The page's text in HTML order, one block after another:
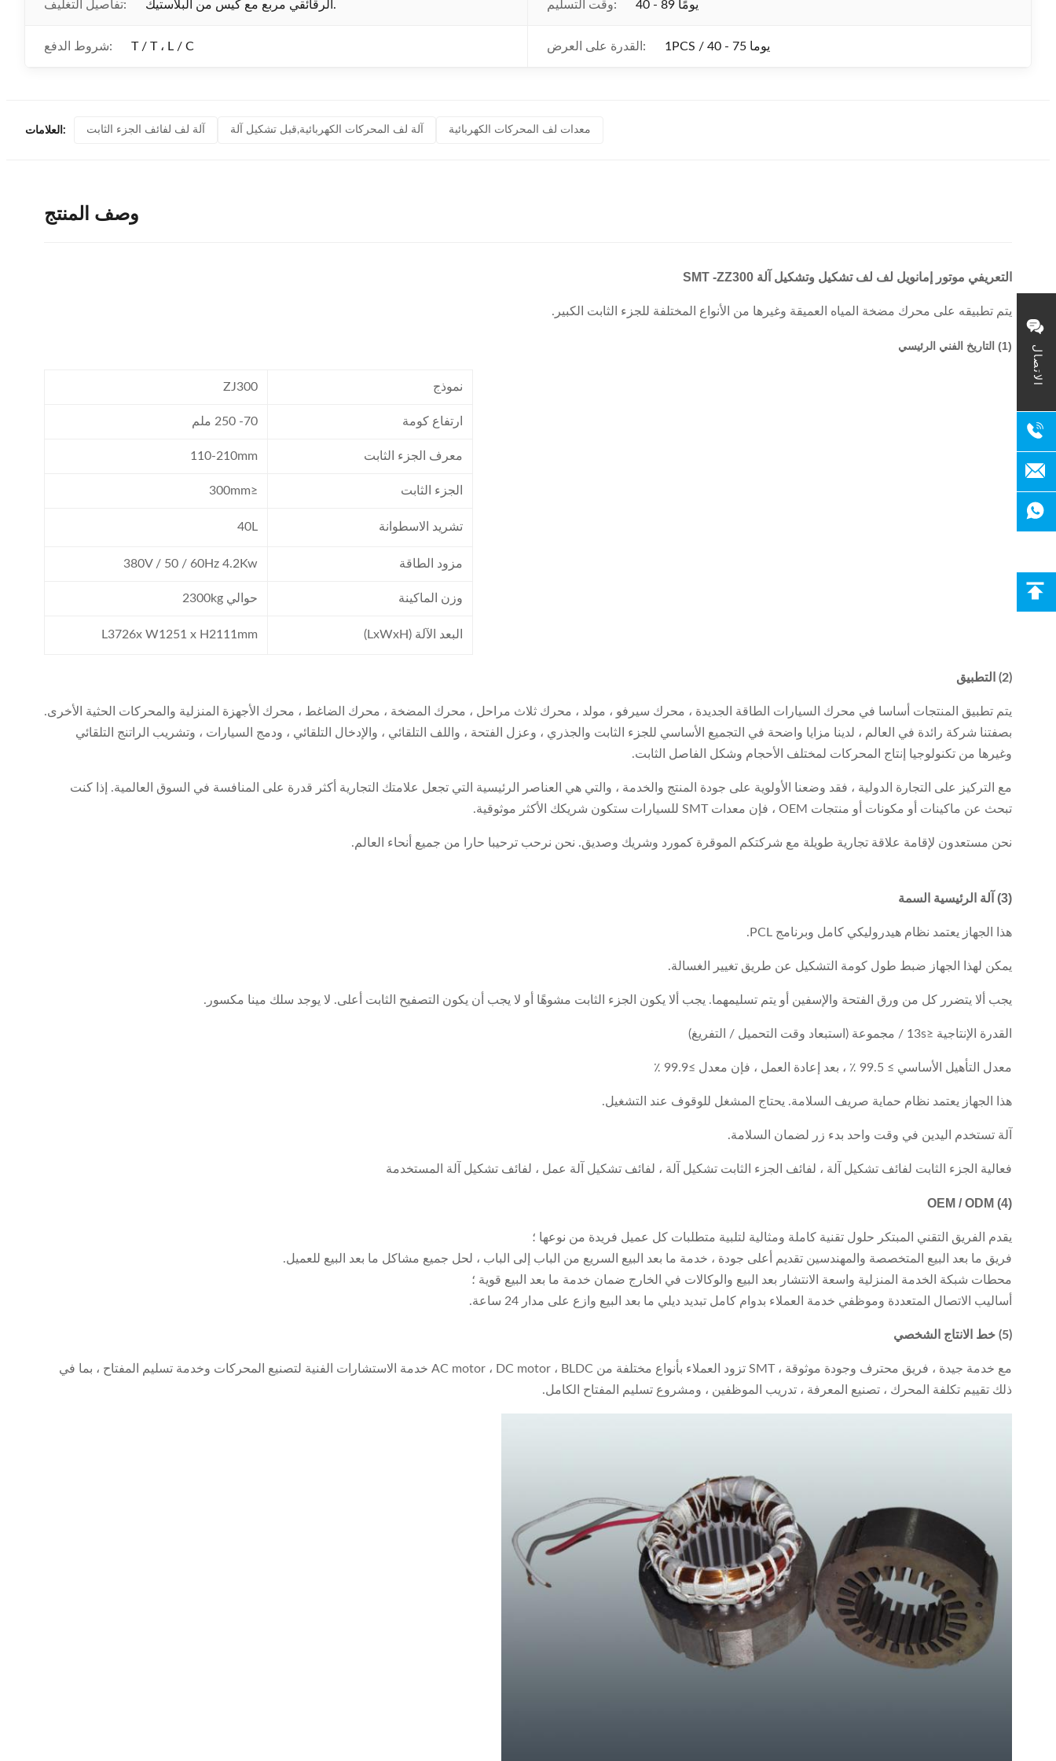
الاتصال
تفاصيل التغليف: الرقائقي مربع مع كيس من البلاستيك. وقت التسليم: 40 - 89 يومًا
شروط الدفع: T / T ، L / C القدرة على العرض: 1PCS / 40 - 75 يوما
العلامات: آلة لف لفائف الجزء الثابت آلة لف المحركات الكهربائية,قبل تشكيل آلة معدات لف المحركات الكهربائية
وصف المنتج
التعريفي موتور إمانويل لف لف تشكيل وتشكيل آلة SMT -ZZ300
يتم تطبيقه على محرك مضخة المياه العميقة وغيرها من الأنواع المختلفة للجزء الثابت الكبير.
(1) التاريخ الفني الرئيسي
نموذج ZJ300
ارتفاع كومة 70- 250 ملم
معرف الجزء الثابت 110-210mm
الجزء الثابت ≤300mm
تشريد الاسطوانة 40L
مزود الطاقة 380V / 50 / 60Hz 4.2Kw
وزن الماكينة حوالي 2300kg
البعد الآلة (LxWxH) L3726x W1251 x H2111mm
(2) التطبيق
يتم تطبيق المنتجات أساسا في محرك السيارات الطاقة الجديدة ، محرك سيرفو ، مولد ، محرك ثلاث مراحل ، محرك المضخة ، محرك الضاغط ، محرك الأجهزة المنزلية والمحركات الحثية الأخرى.
بصفتنا شركة رائدة في العالم ، لدينا مزايا واضحة في التجميع الأساسي للجزء الثابت والجذري ، وعزل الفتحة ، واللف التلقائي ، والإدخال التلقائي ، ودمج السيارات ، وتشريب الراتنج التلقائي
وغيرها من تكنولوجيا إنتاج المحركات لمختلف الأحجام وشكل الفاصل الثابت.
مع التركيز على التجارة الدولية ، فقد وضعنا الأولوية على جودة المنتج والخدمة ، والتي هي العناصر الرئيسية التي تجعل علامتك التجارية أكثر قدرة على المنافسة في السوق العالمية. إذا كنت
تبحث عن ماكينات أو مكونات أو منتجات OEM ، فإن معدات SMT للسيارات ستكون شريكك الأكثر موثوقية.
نحن مستعدون لإقامة علاقة تجارية طويلة مع شركتكم الموقرة كمورد وشريك وصديق. نحن نرحب ترحيبا حارا من جميع أنحاء العالم.
(3) آلة الرئيسية السمة
هذا الجهاز يعتمد نظام هيدروليكي كامل وبرنامج PCL.
يمكن لهذا الجهاز ضبط طول كومة التشكيل عن طريق تغيير الغسالة.
يجب ألا يتضرر كل من ورق الفتحة والإسفين أو يتم تسليمهما. يجب ألا يكون الجزء الثابت مشوهًا أو لا يجب أن يكون التصفيح الثابت أعلى. لا يوجد سلك مينا مكسور.
القدرة الإنتاجية ≤13s / مجموعة (استبعاد وقت التحميل / التفريغ)
معدل التأهيل الأساسي ≥ 99.5 ٪ ، بعد إعادة العمل ، فإن معدل ≥99.9 ٪
هذا الجهاز يعتمد نظام حماية صريف السلامة. يحتاج المشغل للوقوف عند التشغيل.
آلة تستخدم اليدين في وقت واحد بدء زر لضمان السلامة.
فعالية الجزء الثابت لفائف تشكيل آلة ، لفائف الجزء الثابت تشكيل آلة ، لفائف تشكيل آلة عمل ، لفائف تشكيل آلة المستخدمة
(4)
OEM / ODM
يقدم الفريق التقني المبتكر حلول تقنية كاملة ومثالية لتلبية متطلبات كل عميل فريدة من نوعها ؛
فريق ما بعد البيع المتخصصة والمهندسين تقديم أعلى جودة ، خدمة ما بعد البيع السريع من الباب إلى الباب ، لحل جميع مشاكل ما بعد البيع للعميل.
محطات شبكة الخدمة المنزلية واسعة الانتشار بعد البيع والوكالات في الخارج ضمان خدمة ما بعد البيع قوية ؛
أساليب الاتصال المتعددة وموظفي خدمة العملاء بدوام كامل تبديد ديلي ما بعد البيع وازع على مدار 24 ساعة.
(5) خط الانتاج الشخصي
مع خدمة جيدة ، فريق محترف وجودة موثوقة ، SMT تزود العملاء بأنواع مختلفة من AC motor ، DC motor ، BLDC خدمة الاستشارات الفنية لتصنيع المحركات وخدمة تسليم المفتاح ، بما في
ذلك تقييم تكلفة المحرك ، تصنيع المعرفة ، تدريب الموظفين ، ومشروع تسليم المفتاح الكامل.